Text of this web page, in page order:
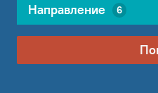
Направление 6